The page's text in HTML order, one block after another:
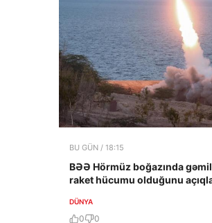
BU GÜN / 18:15
BƏƏ Hörmüz boğazında
raket hücumu olduğunu
DÜNYA
0 0